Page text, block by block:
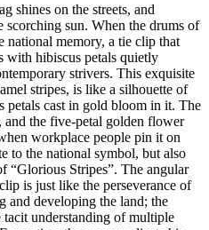
shines on the streets, and
sun. When the drums of
national memory, a tie clip that
with hibiscus petals quietly
strivers. This exquisite
stripes, is like a silhouette of
petals cast in gold bloom in it. The
and the five-petal golden flower
workplace people pin it on
to the national symbol, but also
“Glorious Stripes”. The angular
is just like the perseverance of
and developing the land; the
tacit understanding of multiple